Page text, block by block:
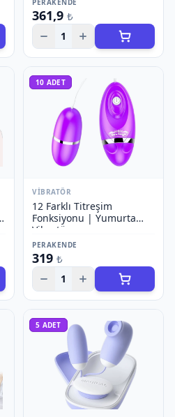
PERAKENDE
361,9 ₺
1
10 ADET
VIBRATÖR
12 Farklı Titreşim
Fonksiyonu | Yumurta
Vibratör
PERAKENDE
319 ₺
1
5 ADET